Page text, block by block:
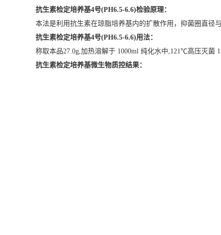
抗生素检定培养基4号(PH6.5-6.6)检验原理：
本法是利用抗生素在琼脂培养基内的扩散作用，抑菌圈直径
抗生素检定培养基4号(PH6.5-6.6)用法：
称取本品27.0g,加热溶解于 1000ml 纯化水中,121℃高压灭菌
抗生素检定培养基微生物质控结果：